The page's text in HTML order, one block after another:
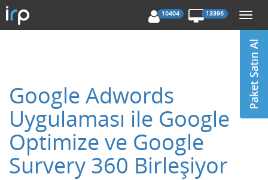
10404 13396
Google Adwords
Uygulaması ile Google
Optimize ve Google
Survery 360 Birleşiyor